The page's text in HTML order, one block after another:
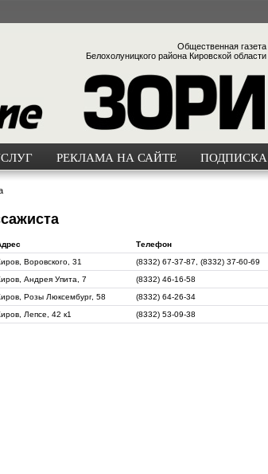
Общественная газета
Белохолуницкого района Кировской области
РЕКЛАМА НА САЙТЕ ПОДПИСКА
Телефон
Воровского, 31
(8332) 67-37-87, (8332) 37-60-69
Андрея Упита, 7
(8332) 46-16-58
Розы Люксембург, 58
(8332) 64-26-34
Лепсе, 42 к1 (8332) 53-09-38